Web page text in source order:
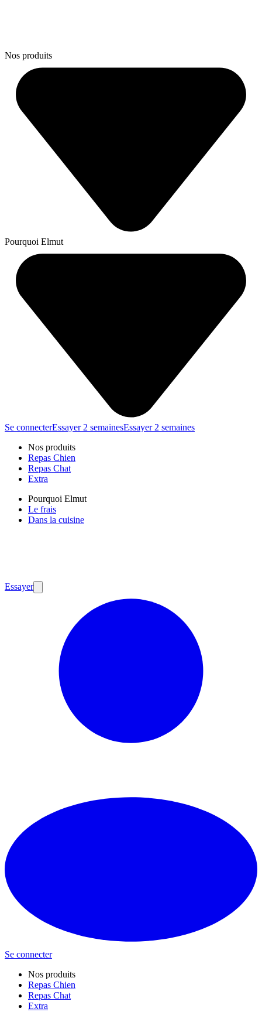
Nos produits
Pourquoi Elmut
Se connecterEssayer 2 semainesEssayer 2 semaines
Nos produits
Repas Chien
Repas Chat
Extra
Pourquoi Elmut
Le frais
Dans la cuisine
Essayer
Se connecter
Nos produits
Repas Chien
Repas Chat
Extra